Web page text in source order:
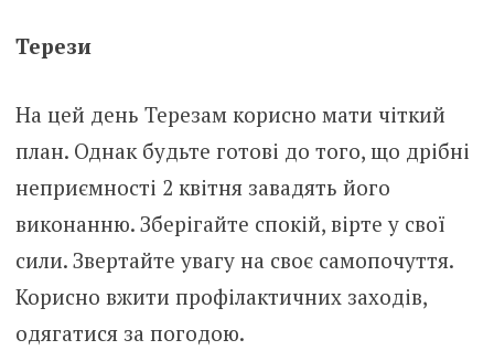
Терези
На цей день Терезам корисно мати чіткий
план. Однак будьте готові до того, що дрібні
неприємності 2 квітня завадять його
виконанню. Зберігайте спокій, вірте у свої
сили. Звертайте увагу на своє самопочуття.
Корисно вжити профілактичних заходів,
одягатися за погодою.